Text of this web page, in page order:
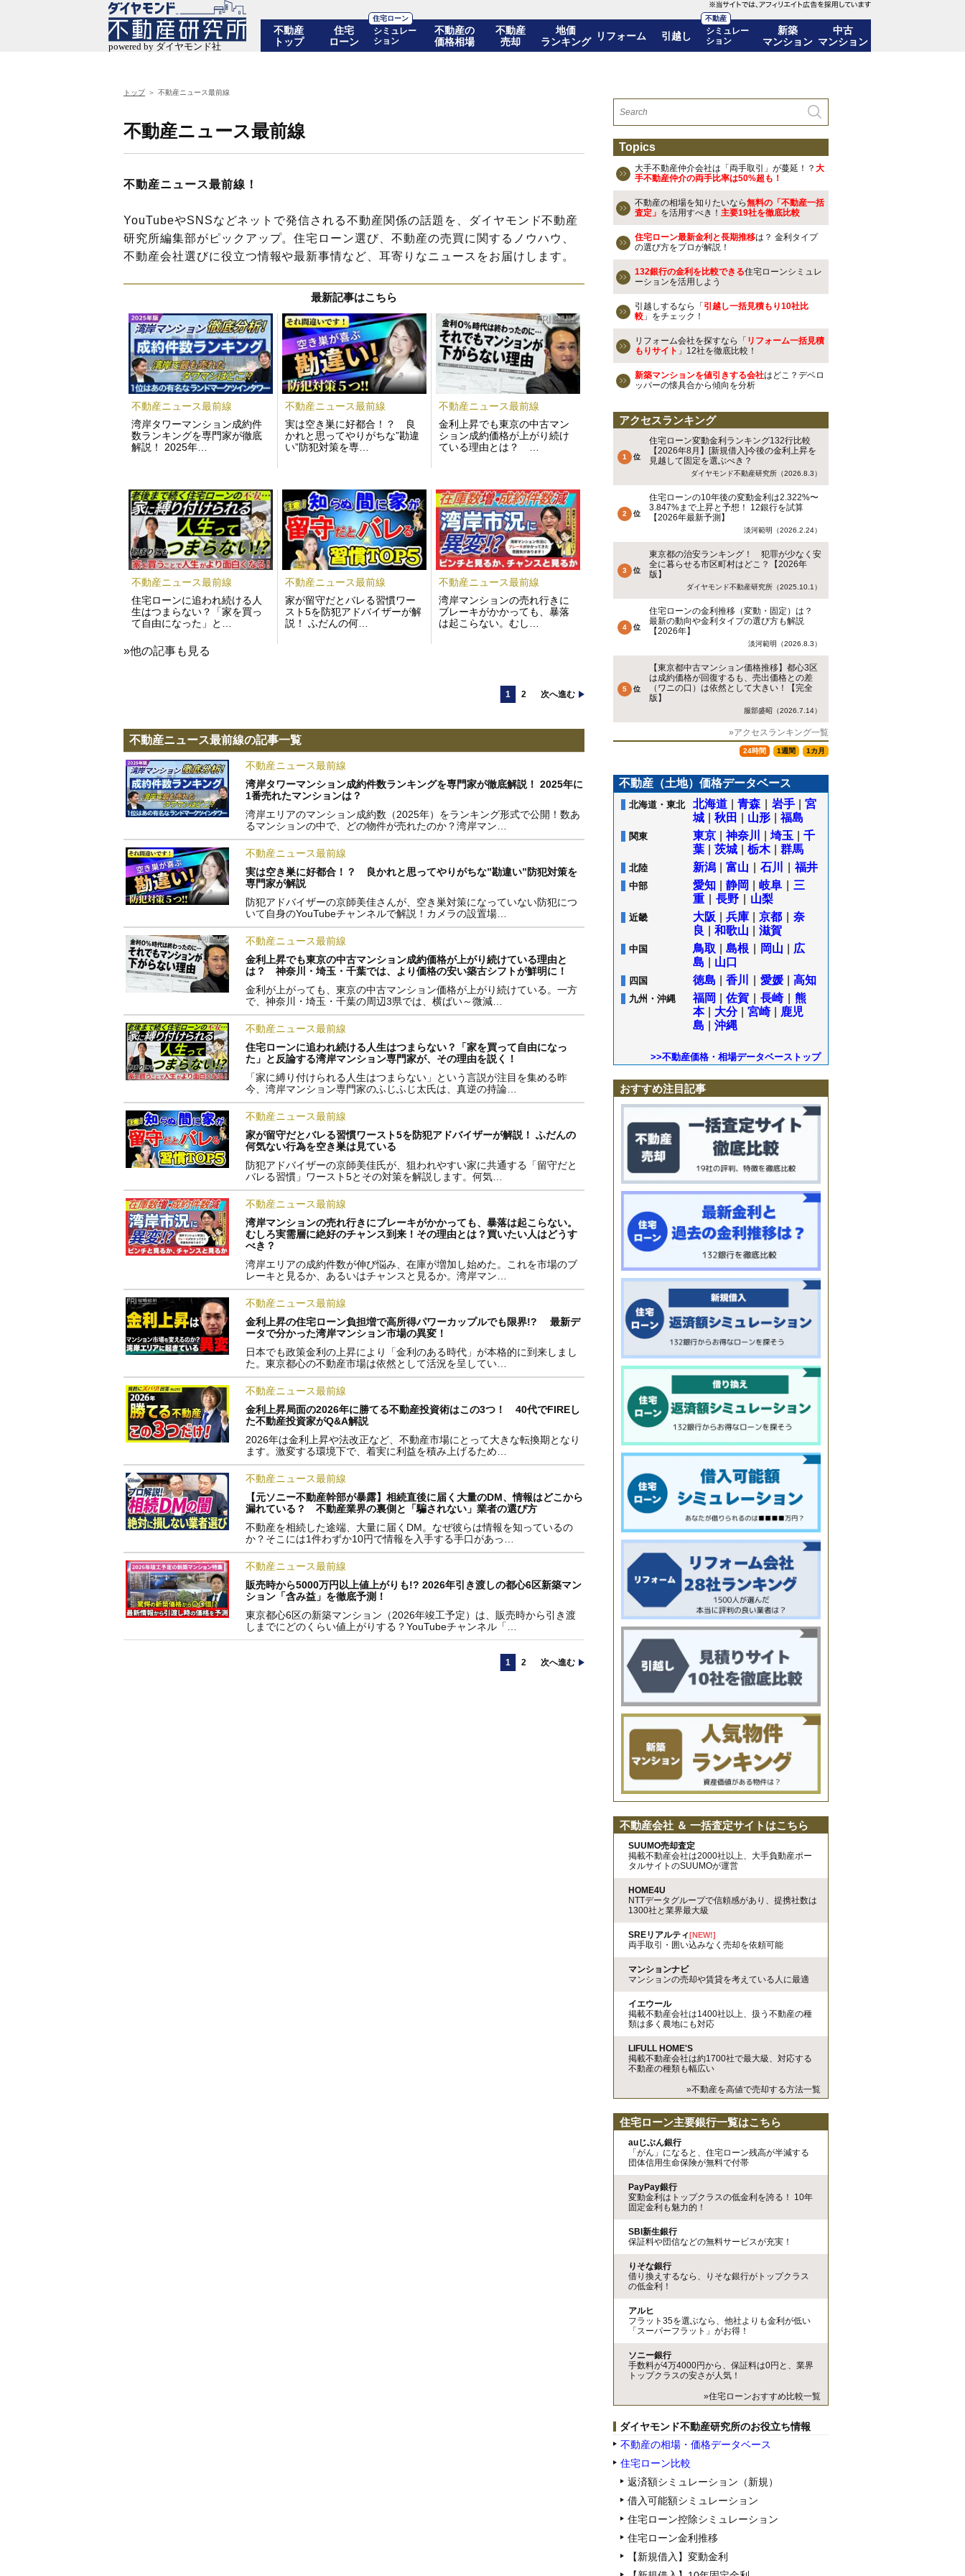
不動産
トップ
住宅
ローン
住宅ローン
シミュレー
ション
不動産の
価格相場
不動産
売却
地価
ランキング
リフォーム 引越し
不動産
シミュレー
ション
新築
マンション
中古
マンション
トップ 不動産ニュース最前線
不動産ニュース最前線
不動産ニュース最前線！
YouTubeやSNSなどネットで発信される不動産関係の話題を、ダイヤモンド不動産
研究所編集部がピックアップ。住宅ローン選び、不動産の売買に関するノウハウ、
不動産会社選びに役立つ情報や最新事情など、耳寄りなニュースをお届けします。
最新記事はこちら
不動産ニュース最前線
湾岸タワーマンション成約件
数ランキングを専門家が徹底
解説！ 2025年…
不動産ニュース最前線
実は空き巣に好都合！？ 良
かれと思ってやりがちな”勘違
い”防犯対策を専…
不動産ニュース最前線
金利上昇でも東京の中古マン
ション成約価格が上がり続け
ている理由とは？ …
不動産ニュース最前線
住宅ローンに追われ続ける人
生はつまらない？「家を買っ
て自由になった」と…
不動産ニュース最前線
家が留守だとバレる習慣ワー
スト5を防犯アドバイザーが解
説！ ふだんの何…
不動産ニュース最前線
湾岸マンションの売れ行きに
ブレーキがかかっても、暴落
は起こらない。むし…
»他の記事も見る
1 2 次へ進む
不動産ニュース最前線の記事一覧
不動産ニュース最前線
湾岸タワーマンション成約件数ランキングを専門家が徹底解説！ 2025年に
1番売れたマンションは？
湾岸エリアのマンション成約数（2025年）をランキング形式で公開！数あ
るマンションの中で、どの物件が売れたのか？湾岸マン…
不動産ニュース最前線
実は空き巣に好都合！？ 良かれと思ってやりがちな”勘違い”防犯対策を
専門家が解説
防犯アドバイザーの京師美佳さんが、空き巣対策になっていない防犯につ
いて自身のYouTubeチャンネルで解説！カメラの設置場…
不動産ニュース最前線
金利上昇でも東京の中古マンション成約価格が上がり続けている理由と
は？ 神奈川・埼玉・千葉では、より価格の安い築古シフトが鮮明に！
金利が上がっても、東京の中古マンション価格が上がり続けている。一方
で、神奈川・埼玉・千葉の周辺3県では、横ばい～微減…
不動産ニュース最前線
住宅ローンに追われ続ける人生はつまらない？「家を買って自由になっ
た」と反論する湾岸マンション専門家が、その理由を説く！
「家に縛り付けられる人生はつまらない」という言説が注目を集める昨
今、湾岸マンション専門家のふじふじ太氏は、真逆の持論…
不動産ニュース最前線
家が留守だとバレる習慣ワースト5を防犯アドバイザーが解説！ ふだんの
何気ない行為を空き巣は見ている
防犯アドバイザーの京師美佳氏が、狙われやすい家に共通する「留守だと
バレる習慣」ワースト5とその対策を解説します。何気…
不動産ニュース最前線
湾岸マンションの売れ行きにブレーキがかかっても、暴落は起こらない。
むしろ実需層に絶好のチャンス到来！その理由とは？買いたい人はどうす
べき？
湾岸エリアの成約件数が伸び悩み、在庫が増加し始めた。これを市場のブ
レーキと見るか、あるいはチャンスと見るか。湾岸マン…
不動産ニュース最前線
金利上昇の住宅ローン負担増で高所得パワーカップルでも限界!? 最新デ
ータで分かった湾岸マンション市場の異変！
日本でも政策金利の上昇により「金利のある時代」が本格的に到来しまし
た。東京都心の不動産市場は依然として活況を呈してい…
不動産ニュース最前線
金利上昇局面の2026年に勝てる不動産投資術はこの3つ！ 40代でFIREし
た不動産投資家がQ&A解説
2026年は金利上昇や法改正など、不動産市場にとって大きな転換期となり
ます。激変する環境下で、着実に利益を積み上げるため…
不動産ニュース最前線
【元ソニー不動産幹部が暴露】相続直後に届く大量のDM、情報はどこから
漏れている？ 不動産業界の裏側と「騙されない」業者の選び方
不動産を相続した途端、大量に届くDM。なぜ彼らは情報を知っているの
か？そこには1件わずか10円で情報を入手する手口があっ…
不動産ニュース最前線
販売時から5000万円以上値上がりも!? 2026年引き渡しの都心6区新築マン
ション「含み益」を徹底予測！
東京都心6区の新築マンション（2026年竣工予定）は、販売時から引き渡
しまでにどのくらい値上がりする？YouTubeチャンネル「…
1 2 次へ進む
Topics
大手不動産仲介会社は「両手取引」が蔓延！？ 大
手不動産仲介の両手比率は50%超も！
不動産の相場を知りたいなら無料の「不動産一括
査定」 を活用すべき！ 主要19社を徹底比較
住宅ローン最新金利と長期推移は？ 金利タイプ
の選び方をプロが解説！
132銀行の金利を比較できる住宅ローンシミュレ
ーションを活用しよう
引越しするなら「 引越し一括見積もり10社比
較 」をチェック！
リフォーム会社を探すなら「 リフォーム一括見積
もりサイト 」12社を徹底比較！
新築マンションを値引きする会社はどこ？デベロ
ッパーの懐具合から傾向を分析
アクセスランキング
住宅ローン変動金利ランキング132行比較
【2026年8月】[新規借入]今後の金利上昇を
見越して固定を選ぶべき？
ダイヤモンド不動産研究所（2026.8.3）
住宅ローンの10年後の変動金利は2.322%〜
3.847%まで上昇と予想！ 12銀行を試算
【2026年最新予測】
淡河範明（2026.2.24）
東京都の治安ランキング！ 犯罪が少なく安
全に暮らせる市区町村はどこ？【2026年
版】
ダイヤモンド不動産研究所（2025.10.1）
住宅ローンの金利推移（変動・固定）は？
最新の動向や金利タイプの選び方も解説
【2026年】
淡河範明（2026.8.3）
【東京都中古マンション価格推移】都心3区
は成約価格が回復するも、売出価格との差
（ワニの口）は依然として大きい！【完全
版】
服部盛昭（2026.7.14）
»アクセスランキング一覧
24時間 1週間 1カ月
不動産（土地）価格データベース
北海道・東北 北海道 青森 岩手
宮
城
秋田 山形 福島
関東 東京 神奈川 埼玉
千
葉
茨城 栃木 群馬
北陸 新潟 富山 石川 福井
中部 愛知 静岡 岐阜
三
重
長野 山梨
近畿 大阪 兵庫 京都
奈
良
和歌山 滋賀
中国 鳥取 島根 岡山
広
島
山口
四国 徳島 香川 愛媛 高知
九州・沖縄 福岡 佐賀 長崎
熊
本
大分 宮崎
鹿児
島
沖縄
>>不動産価格・相場データベーストップ
おすすめ注目記事
不動産会社 ＆ 一括査定サイトはこちら
SUUMO売却査定
掲載不動産会社は2000社以上、大手負動産ポー
タルサイトのSUUMOが運営
HOME4U
NTTデータグループで信頼感があり、提携社数は
1300社と業界最大級
SREリアルティ[NEW!]
両手取引・囲い込みなく売却を依頼可能
マンションナビ
マンションの売却や賃貸を考えている人に最適
イエウール
掲載不動産会社は1400社以上、扱う不動産の種
類は多く農地にも対応
LIFULL HOME'S
掲載不動産会社は約1700社で最大級、対応する
不動産の種類も幅広い
»不動産を高値で売却する方法一覧
住宅ローン主要銀行一覧はこちら
auじぶん銀行
「がん」になると、住宅ローン残高が半減する
団体信用生命保険が無料で付帯
PayPay銀行
変動金利はトップクラスの低金利を誇る！ 10年
固定金利も魅力的！
SBI新生銀行
保証料や団信などの無料サービスが充実！
りそな銀行
借り換えするなら、りそな銀行がトップクラス
の低金利！
アルヒ
フラット35を選ぶなら、他社よりも金利が低い
「スーパーフラット」がお得！
ソニー銀行
手数料が4万4000円から、保証料は0円と、業界
トップクラスの安さが人気！
»住宅ローンおすすめ比較一覧
ダイヤモンド不動産研究所のお役立ち情報
不動産の相場・価格データベース
住宅ローン比較
返済額シミュレーション（新規）
借入可能額シミュレーション
住宅ローン控除シミュレーション
住宅ローン金利推移
【新規借入】変動金利